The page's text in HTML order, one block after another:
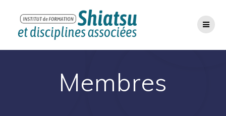
au
contenu
Membres